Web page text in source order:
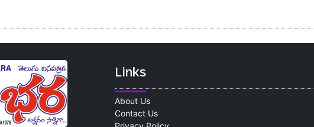
Links
About Us
Contact Us